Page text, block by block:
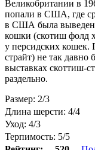
Великобритании в
попали в США, где
в США была
кошки (скотиш фолд
у персидских кошек.
страйт) не так
выставках скоттиш-
раздельно.
Размер: 2/3
Длина шерсти: 4/4
Уход: 4/3
Терпимость: 5/5